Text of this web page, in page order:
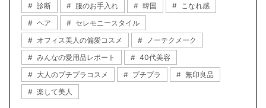
診断 服のお手入れ 韓国
こなれ感
ヘア
セレモニースタイル
オフィス美人の偏愛コスメ
ノーテクメーク
みんなの愛用品レポート
40代美容
大人のプチプラコスメ
プチプラ
無印良品
楽して美人